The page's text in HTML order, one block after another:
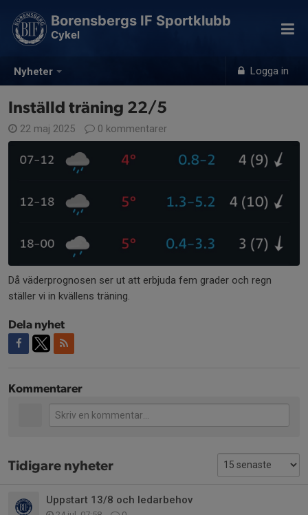
Nyheter Logga in
Borensbergs IF Sportklubb
Cykel
Inställd träning 22/5
22 maj 2025 0 kommentarer
Då väderprognosen ser ut att erbjuda fem grader och regn
ställer vi in kvällens träning.
Dela nyhet
Kommentarer
Tidigare nyheter
Uppstart 13/8 och ledarbehov